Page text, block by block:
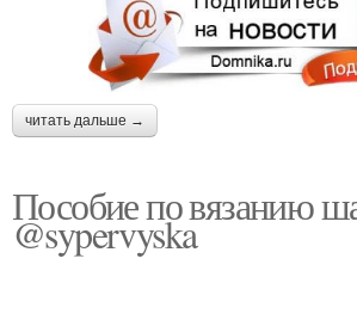
читать дальше →
Пособие по вязанию
@sypervyska